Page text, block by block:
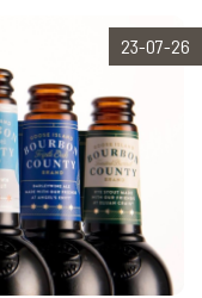
23-07-26